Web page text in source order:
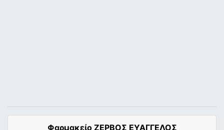
Φαρμακείο ΖΕΡΒΟΣ ΕΥΑΓΓΕΛΟΣ